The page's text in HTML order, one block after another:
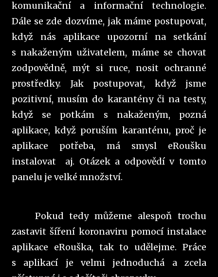
komunikační a informační technologie.
Dále se zde dozvíme, jak máme postupovat,
když nás aplikace upozorní na setkání
s nakaženým uživatelem, máme se chovat
zodpovědně, mýt si ruce, nosit ochranné
prostředky. Jak postupovat, když jsme
pozitivní, musím do karantény či na testy,
když se potkám s nakaženým, pozná
aplikace, když poruším karanténu, proč je
aplikace potřeba, má smysl eRoušku
instalovat
aj. Otázek a odpovědí v tomto
panelu je velké množství.
Pokud tedy můžeme alespoň trochu
zastavit šíření koronaviru pomocí instalace
aplikace eRouška, tak to udělejme. Práce
s aplikací je velmi jednoduchá a zcela